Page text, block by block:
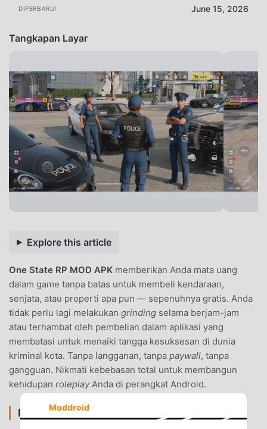
DIPERBARUI June 15, 2026
Tangkapan Layar
Explore this article
One State RP MOD APK memberikan Anda mata uang
dalam game tanpa batas untuk membeli kendaraan,
senjata, atau properti apa pun — sepenuhnya gratis. Anda
tidak perlu lagi melakukan grinding selama berjam-jam
atau terhambat oleh pembelian dalam aplikasi yang
membatasi untuk menaiki tangga kesuksesan di dunia
kriminal kota. Tanpa langganan, tanpa paywall, tanpa
gangguan. Nikmati kebebasan total untuk membangun
kehidupan roleplayAnda di perangkat Android.
FITUR MOD
Moddroid